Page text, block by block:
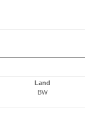
Land
BW